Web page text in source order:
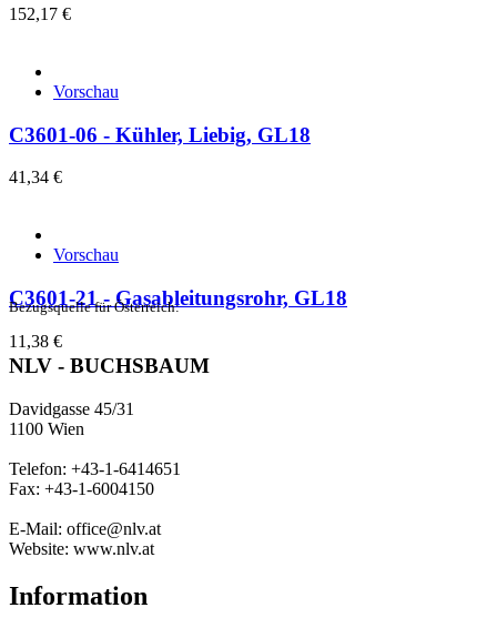
152,17 €
Vorschau
C3601-06 - Kühler, Liebig, GL18
41,34 €
Vorschau
C3601-21 - Gasableitungsrohr, GL18
11,38 €
Bezugsquelle für Österreich:
NLV - BUCHSBAUM
Davidgasse 45/31
1100 Wien
Telefon: +43-1-6414651
Fax: +43-1-6004150
E-Mail: office@nlv.at
Website: www.nlv.at
Information